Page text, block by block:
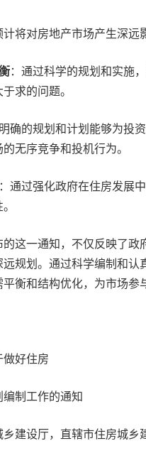
将对房地产市场产生深远
：通过科学的规划和实施
求的问题。
确的规划和计划能够为投
无序竞争和投机行为。
：通过强化政府在住房发展
这一通知，不仅反映了
规划。通过科学编制和
衡和结构优化，为市场参
做好住房
制工作的通知
建设厅，直辖市住房城乡